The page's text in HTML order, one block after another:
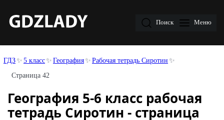
Поиск Меню
ГДЗ 5 класс География
Рабочая тетрадь Сиротин
Страница 42
География 5-6 класс рабочая
тетрадь Сиротин - страница